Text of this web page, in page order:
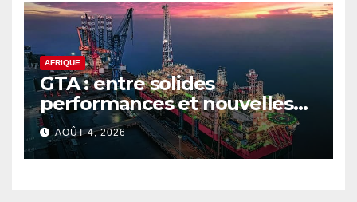
AFRIQUE
GTA : entre solides
performances et nouvelles
ambitions pour le gaz
sénégalo-mauritanien
AOÛT 4, 2026